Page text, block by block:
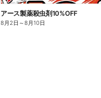
アース製薬殺虫剤10%OFF
8月2日 ～8月10日